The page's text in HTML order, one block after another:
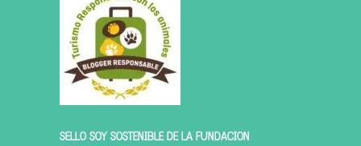
SELLO SOY SOSTENIBLE DE LA FUNDACIÓN